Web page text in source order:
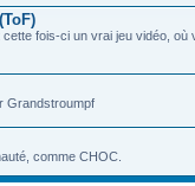
fois-ci un vrai jeu vidéo,
Grandstroumpf
comme CHOC.